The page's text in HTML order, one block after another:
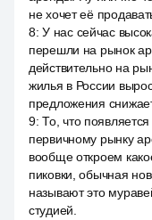
не хочет её
8:У нас сейчас
перешли на рынок
действительно на
жилья в России
предложения
9:То, что появляется
первичному рынку
вообще откроем
пиковки, обычная
называют это
студией.